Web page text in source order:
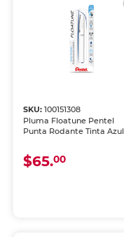
SKU:100151308
Pluma Floatune Pentel
Punta Rodante Tinta Azul
$65.00